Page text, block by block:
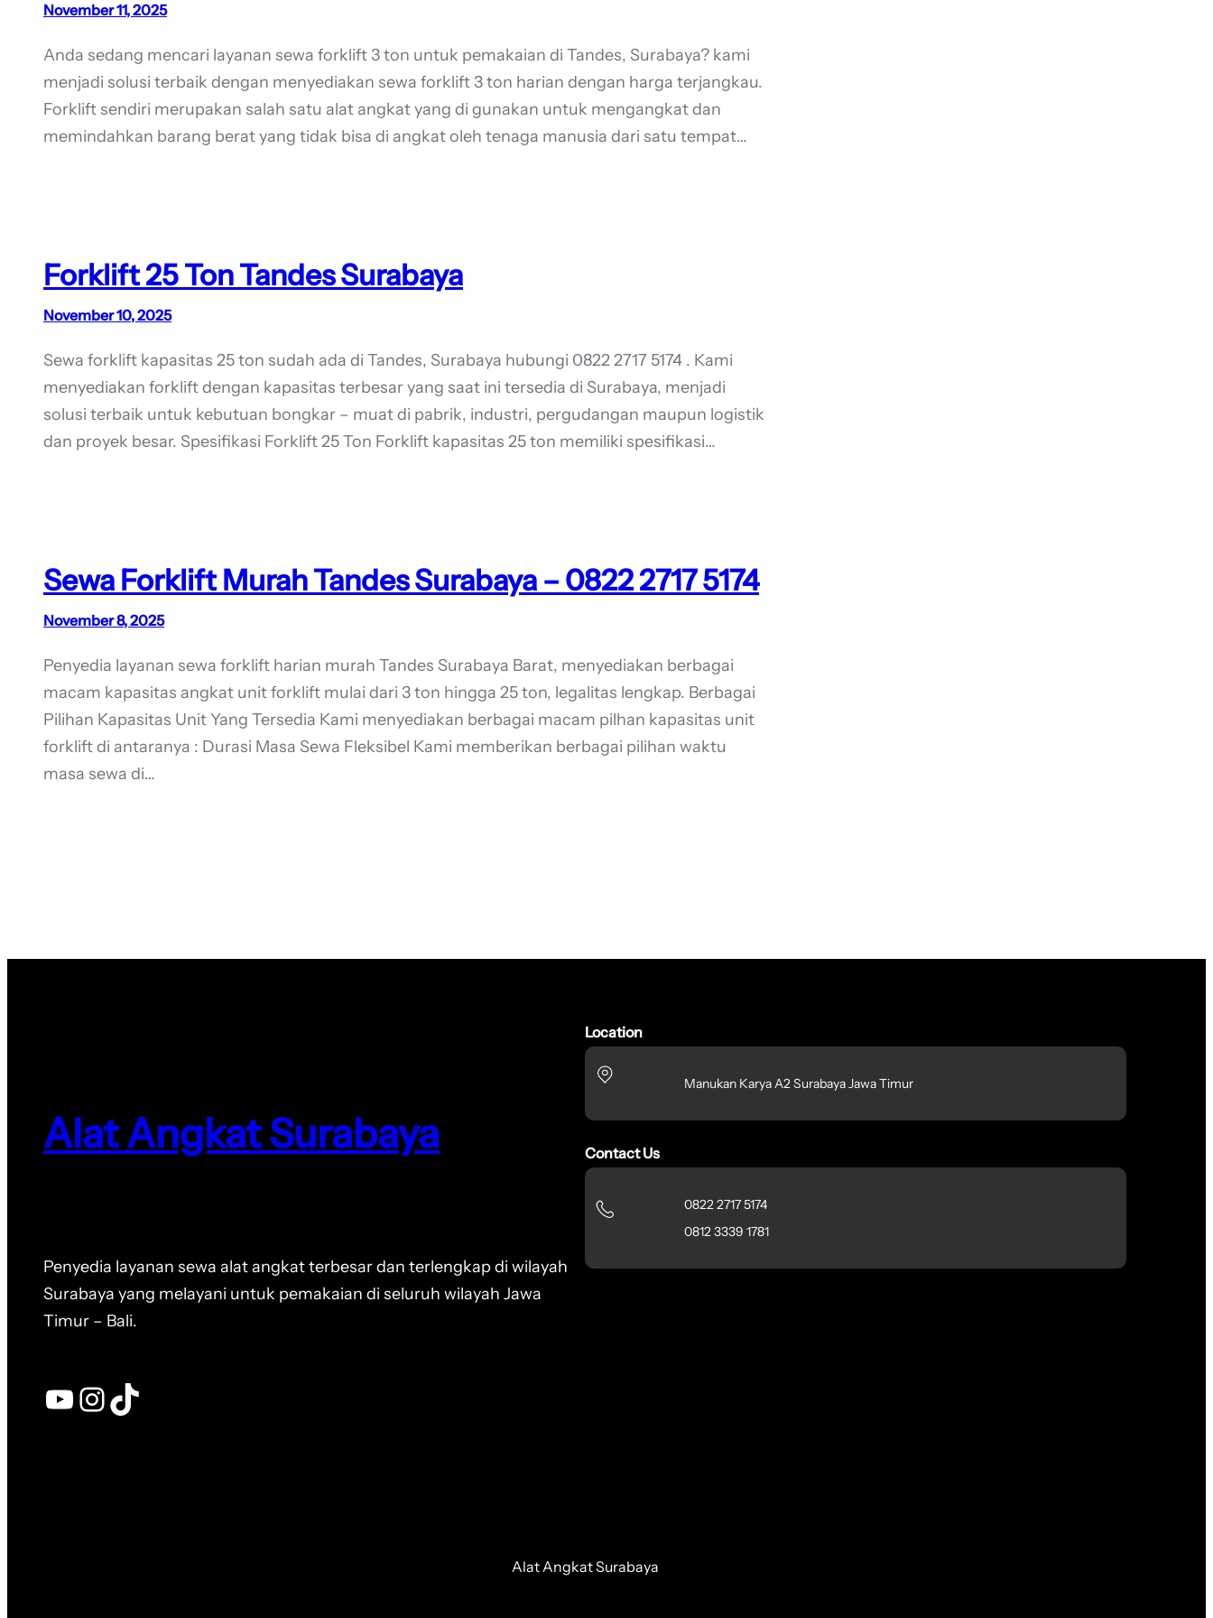
November 11, 2025
Anda sedang mencari layanan sewa forklift 3 ton untuk pemakaian di Tandes, Surabaya? kami
menjadi solusi terbaik dengan menyediakan sewa forklift 3 ton harian dengan harga terjangkau.
Forklift sendiri merupakan salah satu alat angkat yang di gunakan untuk mengangkat dan
memindahkan barang berat yang tidak bisa di angkat oleh tenaga manusia dari satu tempat…
Forklift 25 Ton Tandes Surabaya
November 10, 2025
Sewa forklift kapasitas 25 ton sudah ada di Tandes, Surabaya hubungi 0822 2717 5174 . Kami
menyediakan forklift dengan kapasitas terbesar yang saat ini tersedia di Surabaya, menjadi
solusi terbaik untuk kebutuan bongkar – muat di pabrik, industri, pergudangan maupun logistik
dan proyek besar. Spesifikasi Forklift 25 Ton Forklift kapasitas 25 ton memiliki spesifikasi…
Sewa Forklift Murah Tandes Surabaya – 0822 2717 5174
November 8, 2025
Penyedia layanan sewa forklift harian murah Tandes Surabaya Barat, menyediakan berbagai
macam kapasitas angkat unit forklift mulai dari 3 ton hingga 25 ton, legalitas lengkap. Berbagai
Pilihan Kapasitas Unit Yang Tersedia Kami menyediakan berbagai macam pilhan kapasitas unit
forklift di antaranya : Durasi Masa Sewa Fleksibel Kami memberikan berbagai pilihan waktu
masa sewa di…
Alat Angkat Surabaya
Penyedia layanan sewa alat angkat terbesar dan terlengkap di wilayah
Surabaya yang melayani untuk pemakaian di seluruh wilayah Jawa
Timur – Bali.
YouTube InstagramTikTok
Location
Manukan Karya A2 Surabaya Jawa Timur
Contact Us
0822 2717 5174
0812 3339 1781
Alat Angkat Surabaya